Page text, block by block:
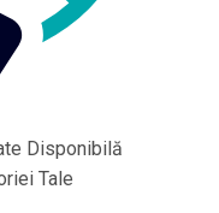
Disponibilă
Tale